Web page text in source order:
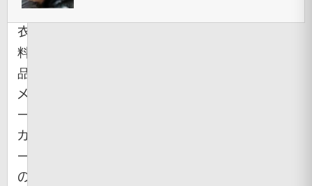
の
衣
料
品
メ
ー
カ
ー
の